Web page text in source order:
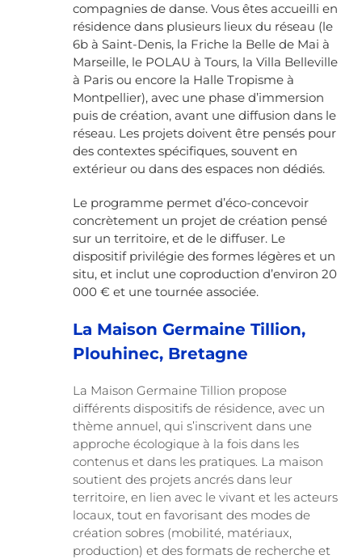
compagnies de danse. Vous êtes accueilli en
résidence dans plusieurs lieux du réseau (le
6b à Saint-Denis, la Friche la Belle de Mai à
Marseille, le POLAU à Tours, la Villa Belleville
à Paris ou encore la Halle Tropisme à
Montpellier), avec une phase d’immersion
puis de création, avant une diffusion dans le
réseau. Les projets doivent être pensés pour
des contextes spécifiques, souvent en
extérieur ou dans des espaces non dédiés.
Le programme permet d’éco-concevoir
concrètement un projet de création pensé
sur un territoire, et de le diffuser. Le
dispositif privilégie des formes légères et un
situ, et inclut une coproduction d’environ 20
000 € et une tournée associée.
La Maison Germaine Tillion,
Plouhinec, Bretagne
La Maison Germaine Tillion propose
différents dispositifs de résidence, avec un
thème annuel, qui s’inscrivent dans une
approche écologique à la fois dans les
contenus et dans les pratiques. La maison
soutient des projets ancrés dans leur
territoire, en lien avec le vivant et les acteurs
locaux, tout en favorisant des modes de
création sobres (mobilité, matériaux,
production) et des formats de recherche et